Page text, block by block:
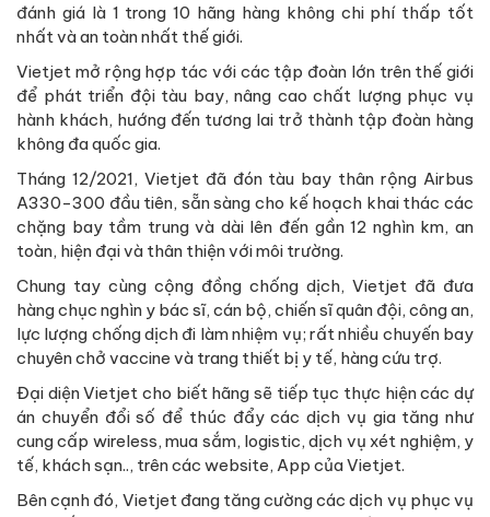
đánh giá là 1 trong 10 hãng hàng không chi phí thấp tốt
nhất và an toàn nhất thế giới.
Vietjet mở rộng hợp tác với các tập đoàn lớn trên thế giới
để phát triển đội tàu bay, nâng cao chất lượng phục vụ
hành khách, hướng đến tương lai trở thành tập đoàn hàng
không đa quốc gia.
Tháng 12/2021, Vietjet đã đón tàu bay thân rộng Airbus
A330-300 đầu tiên, sẵn sàng cho kế hoạch khai thác các
chặng bay tầm trung và dài lên đến gần 12 nghìn km, an
toàn, hiện đại và thân thiện với môi trường.
Chung tay cùng cộng đồng chống dịch, Vietjet đã đưa
hàng chục nghìn y bác sĩ, cán bộ, chiến sĩ quân đội, công an,
lực lượng chống dịch đi làm nhiệm vụ; rất nhiều chuyến bay
chuyên chở vaccine và trang thiết bị y tế, hàng cứu trợ.
Đại diện Vietjet cho biết hãng sẽ tiếp tục thực hiện các dự
án chuyển đổi số để thúc đẩy các dịch vụ gia tăng như
cung cấp wireless, mua sắm, logistic, dịch vụ xét nghiệm, y
tế, khách sạn.., trên các website, App của Vietjet.
Bên cạnh đó, Vietjet đang tăng cường các dịch vụ phục vụ